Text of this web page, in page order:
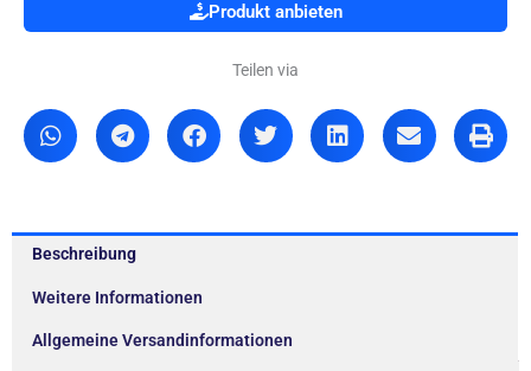
Produkt anbieten
Teilen via
Beschreibung
Weitere Informationen
Allgemeine Versandinformationen